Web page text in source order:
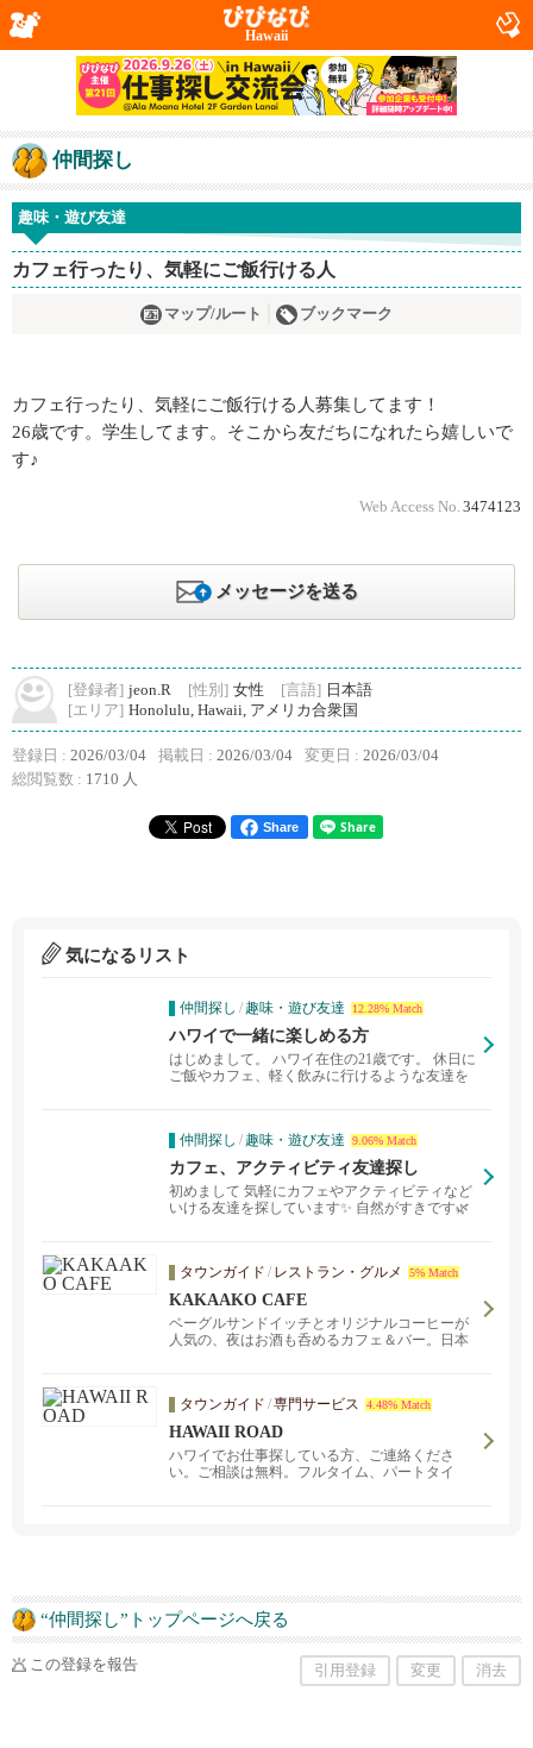
Hawaii
仲間探し
趣味・遊び友達
カフェ行ったり、気軽にご飯行ける人
マップ/ルート ブックマーク
カフェ行ったり、気軽にご飯行ける人募集してます！
26歳です。学生してます。そこから友だちになれたら嬉しいで
す♪
Web Access No. 3474123
メッセージを送る
[登録者] jeon.R [性別] 女性 [言語] 日本語
[エリア] Honolulu, Hawaii, アメリカ合衆国
登録日 : 2026/03/04 掲載日 : 2026/03/04 変更日 : 2026/03/04
総閲覧数 : 1710 人
Share
気になるリスト
仲間探し / 趣味・遊び友達 12.28% Match
ハワイで一緒に楽しめる方
はじめまして。 ハワイ在住の21歳です。 休日に
ご飯やカフェ、軽く飲みに行けるような友達を
仲間探し / 趣味・遊び友達 9.06% Match
カフェ、アクティビティ友達探し
初めまして 気軽にカフェやアクティビティなど
いける友達を探しています✨ 自然がすきです🌿
タウンガイド / レストラン・グルメ 5% Match
KAKAAKO CAFE
ベーグルサンドイッチとオリジナルコーヒーが
人気の、夜はお酒も呑めるカフェ＆バー。日本
９時までオープン。毎月フレーバーが変わるソ
フトアイスクリームも。バーは生ビール・ワイ
ン・カクテル・ウィスキーなど多数の取り揃
え。お酒のおともにハンバーガーやおつまみ
も。
タウンガイド /専門サービス 4.48% Match
HAWAII ROAD
ハワイでお仕事探している方、ご連絡くださ
い。ご相談は無料。フルタイム、パートタイ
“仲間探し”トップページへ戻る
この登録を報告 引用登録 変更 消去